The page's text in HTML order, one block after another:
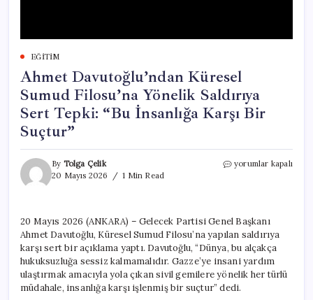
EĞITIM
Ahmet Davutoğlu’ndan Küresel
Sumud Filosu’na Yönelik Saldırıya
Sert Tepki: “Bu İnsanlığa Karşı Bir
Suçtur”
By Tolga Çelik
20 Mayıs 2026
1 Min Read
Ahmet
Yönelik
Saldırıya
Sert
Tepki:
“Bu
İnsanlığa
Karşı
yorumlar kapalı
20 Mayıs 2026 (ANKARA) – Gelecek Partisi Genel Başkanı
Ahmet Davutoğlu, Küresel Sumud Filosu’na yapılan saldırıya
karşı sert bir açıklama yaptı. Davutoğlu, “Dünya, bu alçakça
hukuksuzluğa sessiz kalmamalıdır. Gazze’ye insani yardım
ulaştırmak amacıyla yola çıkan sivil gemilere yönelik her türlü
müdahale, insanlığa karşı işlenmiş bir suçtur” dedi.